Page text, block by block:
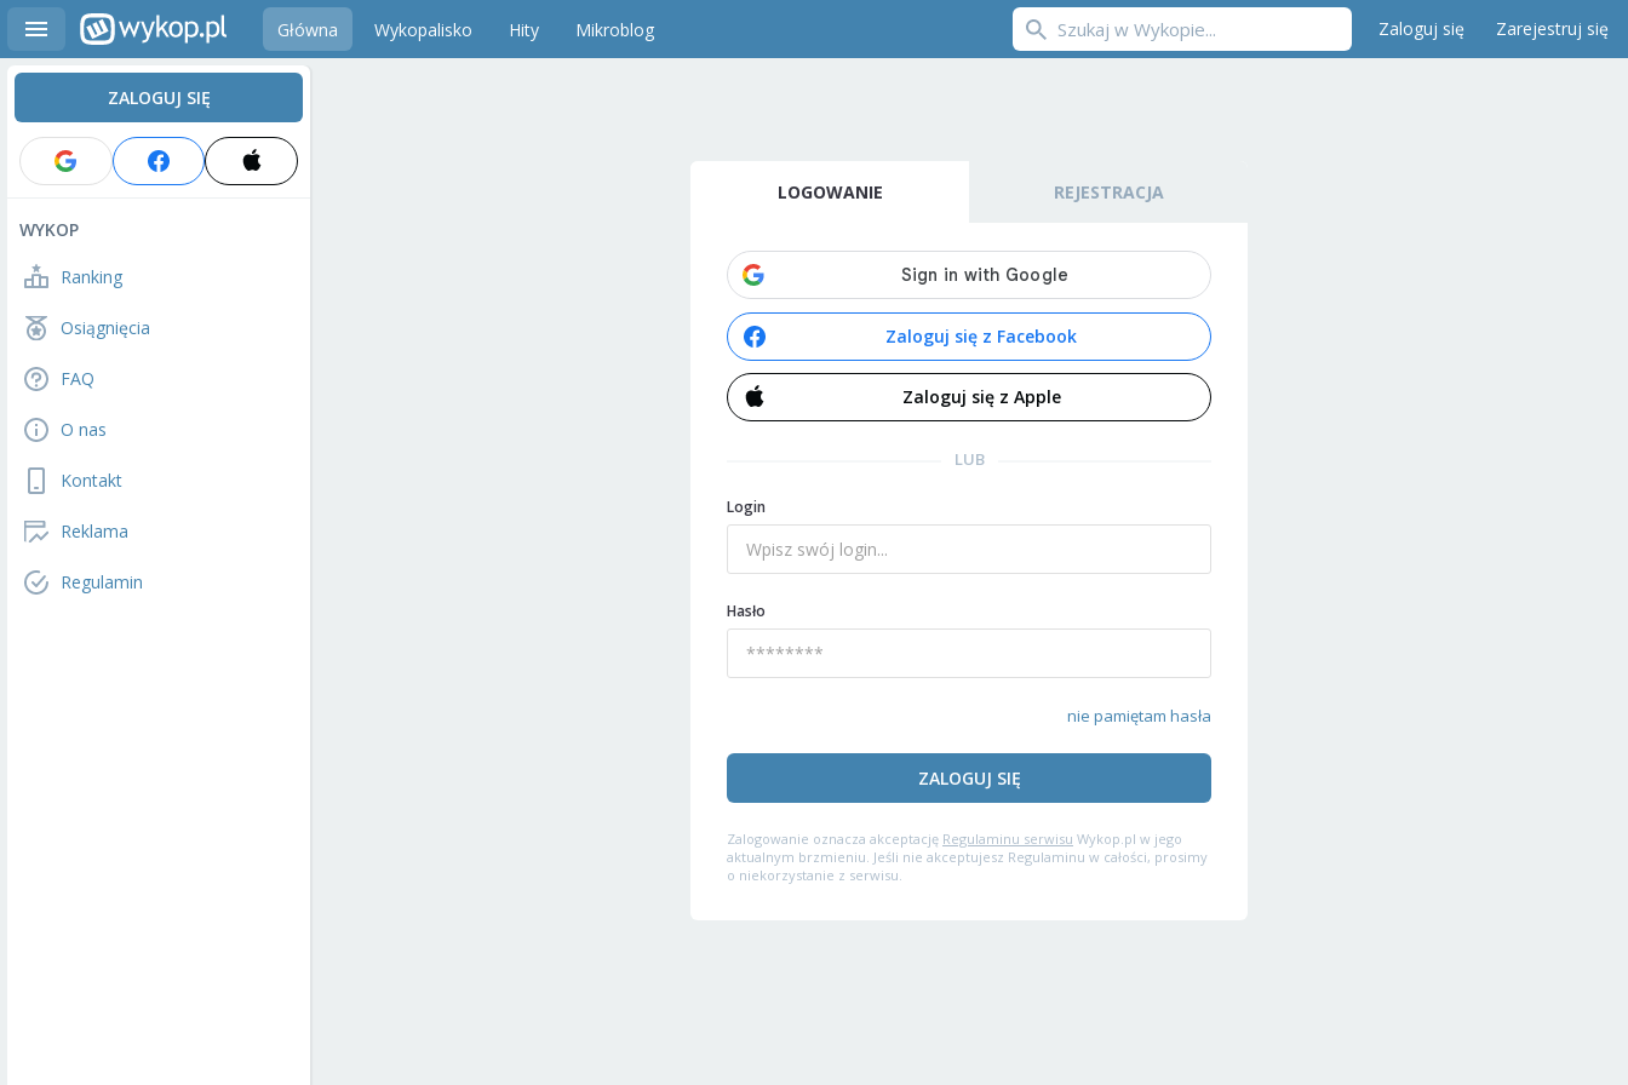
Główna Wykopalisko Hity Mikroblog Zaloguj się Zarejestruj się
ZALOGUJ SIĘ
WYKOP
Ranking
Osiągnięcia
FAQ
O nas
Kontakt
Reklama
Regulamin
LOGOWANIE REJESTRACJA
Zaloguj się z Facebook
Zaloguj się z Apple
LUB
Login
Hasło
nie pamiętam hasła
ZALOGUJ SIĘ
Zalogowanie oznacza akceptację Regulaminu serwisu Wykop.pl w jego
aktualnym brzmieniu. Jeśli nie akceptujesz Regulaminu w całości, prosimy
o niekorzystanie z serwisu.